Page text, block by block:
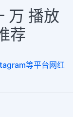
万 播放
荐
等平台网红